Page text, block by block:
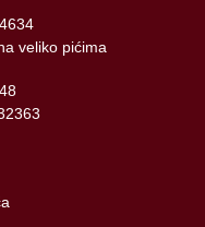
veliko pićima